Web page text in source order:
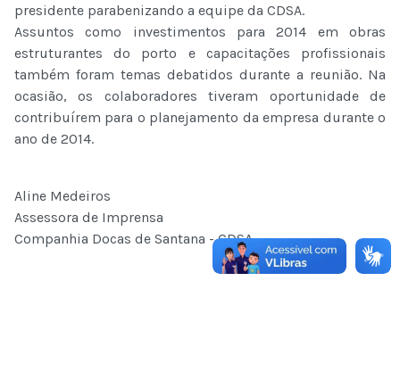
presidente parabenizando a equipe da CDSA.
Assuntos como investimentos para 2014 em obras
estruturantes do porto e capacitações profissionais
também foram temas debatidos durante a reunião. Na
ocasião, os colaboradores tiveram oportunidade de
contribuírem para o planejamento da empresa durante o
ano de 2014.
Aline Medeiros
Assessora de Imprensa
Companhia Docas de Santana - CDSA